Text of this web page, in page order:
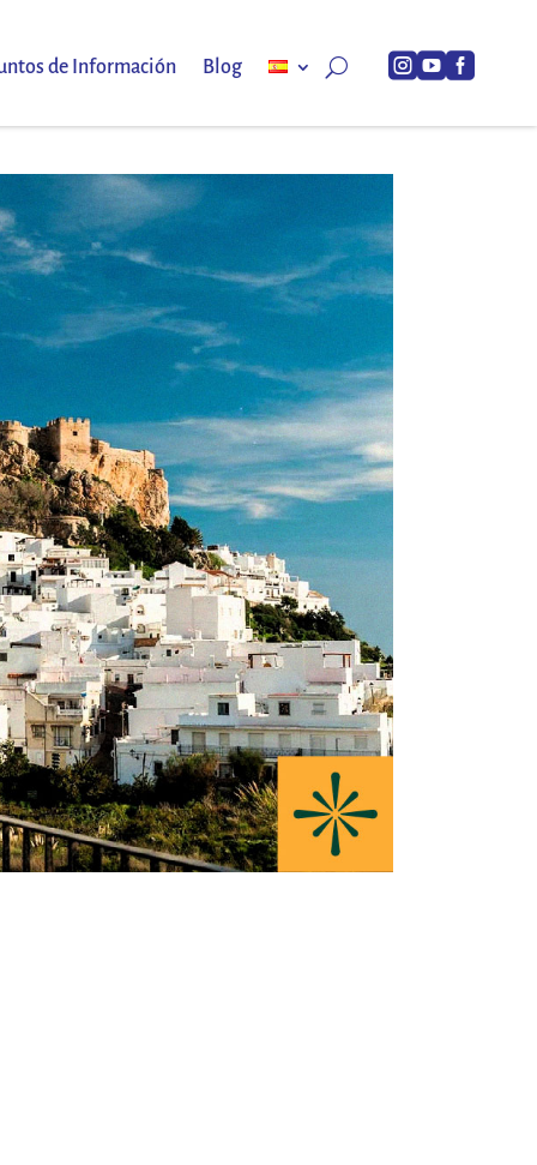
de Información Blog 